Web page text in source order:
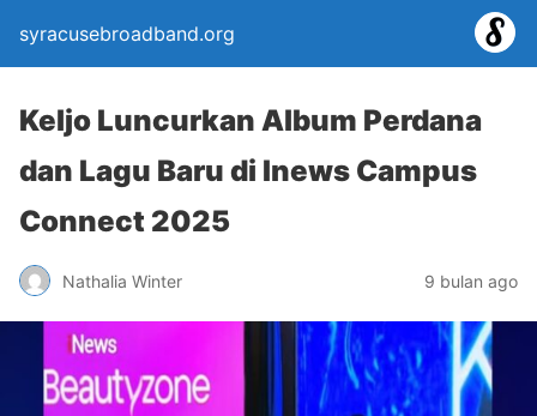
syracusebroadband.org
Keljo Luncurkan Album Perdana
dan Lagu Baru di Inews Campus
Connect 2025
Nathalia Winter 9 bulan ago